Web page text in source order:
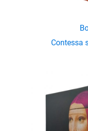
Contessa